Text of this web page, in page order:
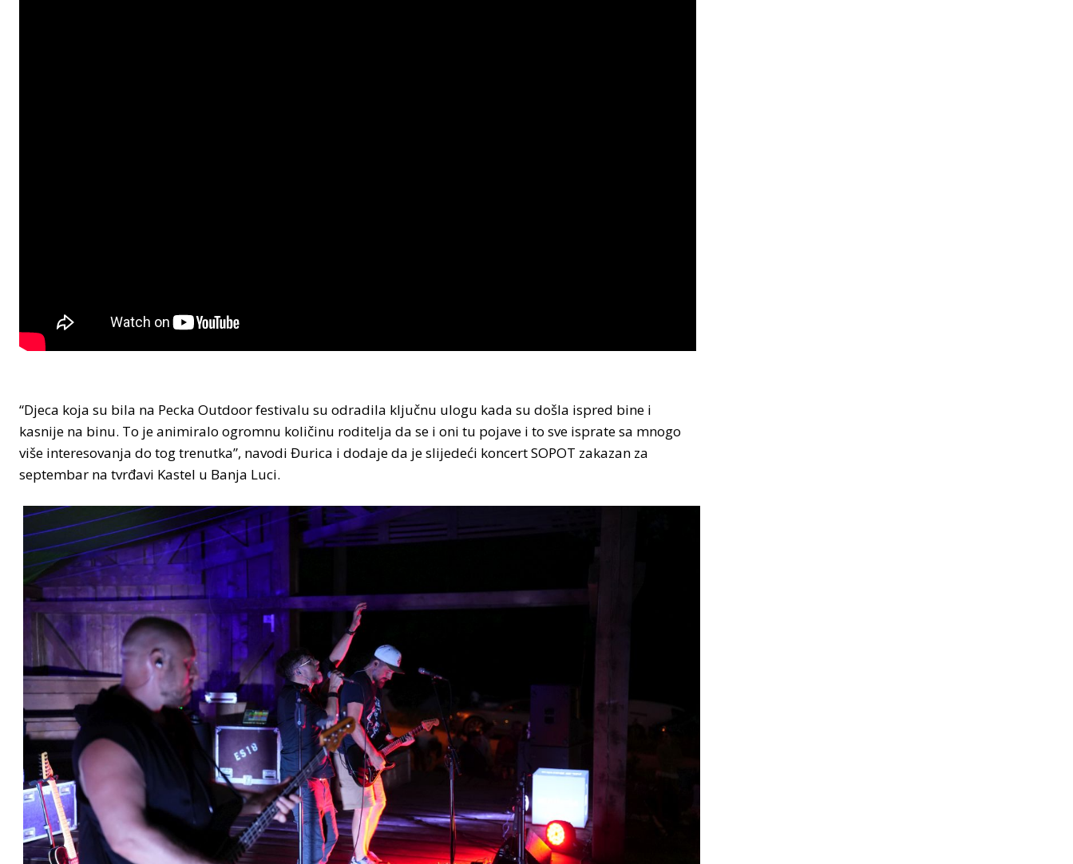
“Djeca koja su bila na Pecka Outdoor festivalu su odradila ključnu ulogu kada su došla ispred bine i
kasnije na binu. To je animiralo ogromnu količinu roditelja da se i oni tu pojave i to sve isprate sa mnogo
više interesovanja do tog trenutka”, navodi Đurica i dodaje da je slijedeći koncert SOPOT zakazan za
septembar na tvrđavi Kastel u Banja Luci.